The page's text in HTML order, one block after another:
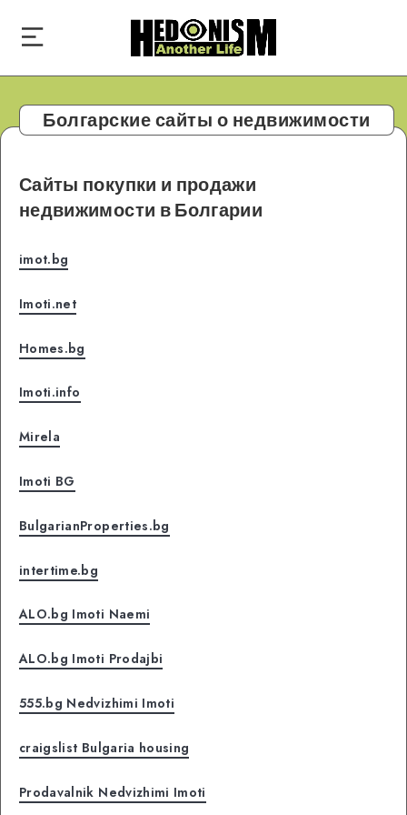
Болгарские сайты о недвижимости
Сайты покупки и продажи
недвижимости в Болгарии
imot.bg
Imoti.net
Homes.bg
Imoti.info
Mirela
Imoti BG
BulgarianProperties.bg
intertime.bg
ALO.bg Imoti Naemi
ALO.bg Imoti Prodajbi
555.bg Nedvizhimi Imoti
craigslist Bulgaria housing
Prodavalnik Nedvizhimi Imoti